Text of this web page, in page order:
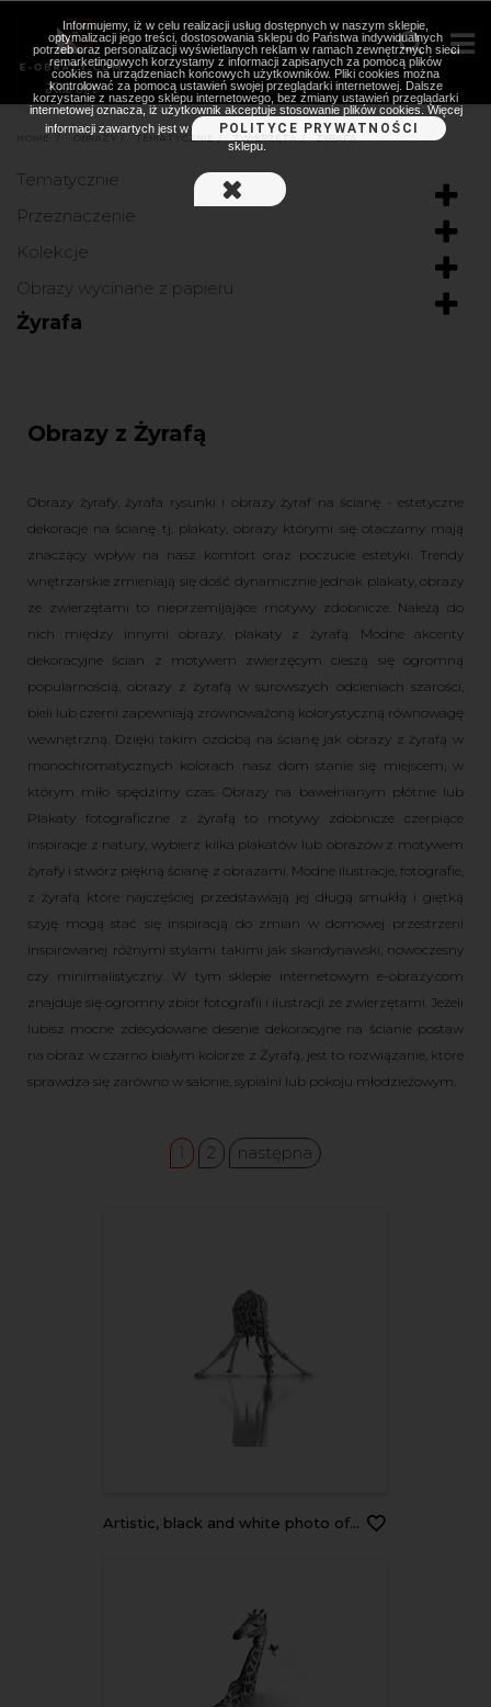
OBRAZY TEMATYCZNIE
Tematycznie
Przeznaczenie
Kolekcje
Obrazy wycinane z papieru
Żyrafa
Obrazy z Żyrafą
Obrazy żyrafy, żyrafa rysunki i obrazy żyraf na ścianę - estetyczne
dekoracje na ścianę tj. plakaty, obrazy którymi się otaczamy mają
znaczący wpływ na nasz komfort oraz poczucie estetyki. Trendy
wnętrzarskie zmieniają się dość dynamicznie jednak plakaty, obrazy
ze zwierzętami to nieprzemijające motywy zdobnicze. Należą do
nich między innymi obrazy, plakaty z żyrafą. Modne akcenty
dekoracyjne ścian z motywem zwierzęcym cieszą się ogromną
popularnością, obrazy z żyrafą w surowszych odcieniach szarości,
bieli lub czerni zapewniają zrównoważoną kolorystyczną równowagę
wewnętrzną. Dzięki takim ozdobą na ścianę jak obrazy z żyrafą w
monochromatycznych kolorach nasz dom stanie się miejscem, w
którym miło spędzimy czas. Obrazy na bawełnianym płótnie lub
Plakaty fotograficzne z żyrafą to motywy zdobnicze czerpiące
inspiracje z natury, wybierz kilka plakatów lub obrazów z motywem
żyrafy i stwórz piękną ścianę z obrazami. Modne ilustracje, fotografie,
z żyrafą które najczęściej przedstawiają jej długą smukłą i giętką
szyję mogą stać się inspiracją do zmian w domowej przestrzeni
inspirowanej różnymi stylami takimi jak skandynawski, nowoczesny
czy minimalistyczny. W tym sklepie internetowym e-obrazy.com
znajduje się ogromny zbiór fotografii i ilustracji ze zwierzętami. Jeżeli
lubisz mocne zdecydowane desenie dekoracyjne na ścianie postaw
na obraz w czarno białym kolorze z Żyrafą, jest to rozwiązanie, które
sprawdza się zarówno w salonie, sypialni lub pokoju młodzieżowym.
1 2 następna
Artistic, black and white photo of wild South African giraffe, Giraffa giraffa, drinking from waterhole isolated on white background. Wildlife photography in Etosha pan, Namibia.
Informujemy, iż w celu realizacji usług dostępnych w naszym sklepie,
optymalizacji jego treści, dostosowania sklepu do Państwa indywidualnych
potrzeb oraz personalizacji wyświetlanych reklam w ramach zewnętrznych sieci
remarketingowych korzystamy z informacji zapisanych za pomocą plików
cookies na urządzeniach końcowych użytkowników. Pliki cookies można
kontrolować za pomocą ustawień swojej przeglądarki internetowej. Dalsze
korzystanie z naszego sklepu internetowego, bez zmiany ustawień przeglądarki
internetowej oznacza, iż użytkownik akceptuje stosowanie plików cookies. Więcej
informacji zawartych jest w
POLITYCE PRYWATNOŚCI
sklepu.